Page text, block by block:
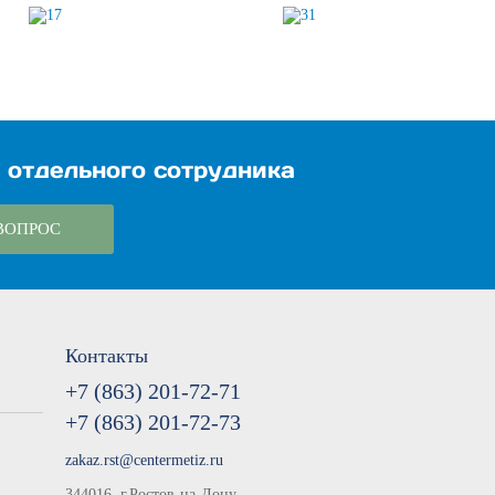
сотрудника
Контакты
+7 (863) 201-72-71
+7 (863) 201-72-73
zakaz.rst@centermetiz.ru